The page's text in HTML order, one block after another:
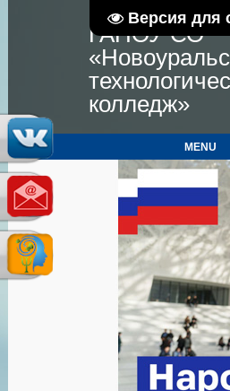
Версия для
ГАПОУ СО
колледж»
MENU